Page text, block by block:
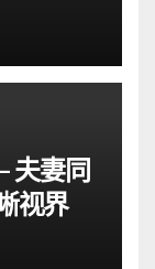
夫妻同
视界